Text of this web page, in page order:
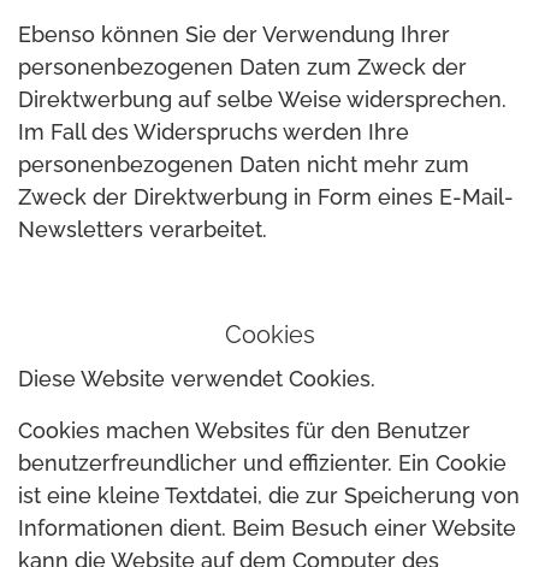
Ebenso können Sie der Verwendung Ihrer
personenbezogenen Daten zum Zweck der
Direktwerbung auf selbe Weise widersprechen.
Im Fall des Widerspruchs werden Ihre
personenbezogenen Daten nicht mehr zum
Zweck der Direktwerbung in Form eines E-Mail-
Newsletters verarbeitet.
Cookies
Diese Website verwendet Cookies.
Cookies machen Websites für den Benutzer
benutzerfreundlicher und effizienter. Ein Cookie
ist eine kleine Textdatei, die zur Speicherung von
Informationen dient. Beim Besuch einer Website
kann die Website auf dem Computer des